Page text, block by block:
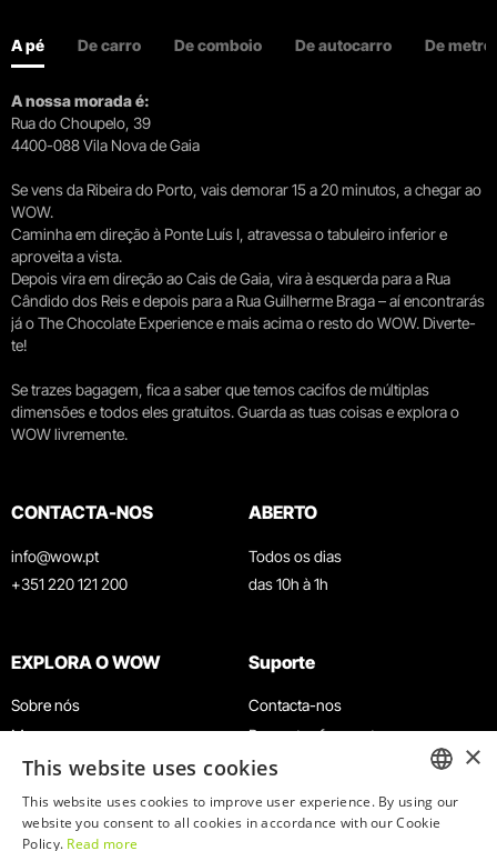
A pé De carro De comboio De autocarro De metro
A nossa morada é:
Rua do Choupelo, 39
4400-088 Vila Nova de Gaia
Se vens da Ribeira do Porto, vais demorar 15 a 20 minutos, a chegar ao
WOW.
Caminha em direção à Ponte Luís I, atravessa o tabuleiro inferior e
aproveita a vista.
Depois vira em direção ao Cais de Gaia, vira à esquerda para a Rua
Cândido dos Reis e depois para a Rua Guilherme Braga – aí encontrarás
já o The Chocolate Experience e mais acima o resto do WOW. Diverte-
te!
Se trazes bagagem, fica a saber que temos cacifos de múltiplas
dimensões e todos eles gratuitos. Guarda as tuas coisas e explora o
WOW livremente.
CONTACTA-NOS
info@wow.pt
+351 220 121 200
ABERTO
Todos os dias
das 10h à 1h
EXPLORA O WOW
Sobre nós
Museus
Agenda
Notícias
Restaurantes
Suporte
Contacta-nos
Perguntas frequentes
Termos e Condições
Política de privacidade e cookies
Trabalha connosco
ENGLISH
×
This website uses cookies
This website uses cookies to improve user experience. By using our
website you consent to all cookies in accordance with our Cookie
Policy. Read more